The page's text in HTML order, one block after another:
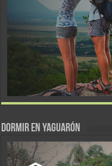
DORMIR EN YAGUARÓN